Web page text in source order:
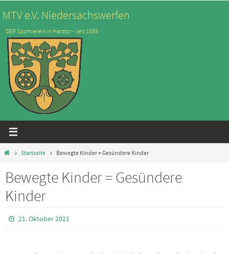
Inhalt
springen
MTV e.V. Niedersachswerfen
DER Sportverein in Harztor - seit 1885
StartStartseite Bewegte Kinder = Gesündere Kinder
Bewegte Kinder = Gesündere
Kinder
21. Oktober 2021